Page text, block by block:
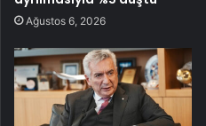
Ağustos 6, 2026